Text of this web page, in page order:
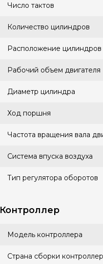
Число тактов
Количество цилиндров
Расположение цилиндров
Рабочий объем двигателя
Диаметр цилиндра
Ход поршня
Частота вращения вала
Система впуска воздуха
Тип регулятора оборотов
Контроллер
Модель контроллера
Страна сборки